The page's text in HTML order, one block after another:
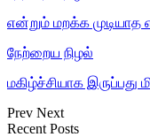
என்றும் மறக்க முடியாத
நேற்றைய நிழல்
மகிழ்ச்சியாக இருப்பது
Prev Next
Recent Posts